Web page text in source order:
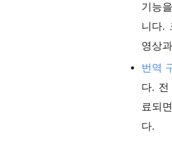
기능
니다.
영상
번역
다. 전
료되
다.